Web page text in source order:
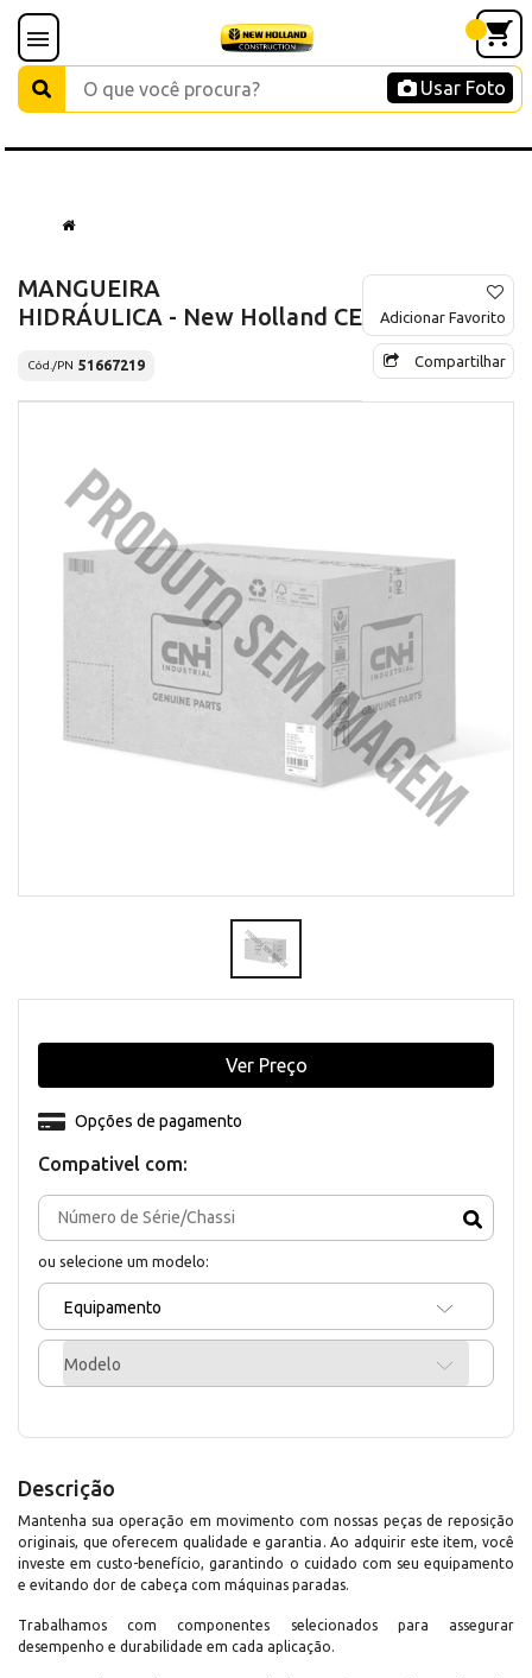
Usar Foto
MANGUEIRA
HIDRÁULICA - New Holland CE
Cód./PN 51667219
Adicionar Favorito
Compartilhar
Compativel com:
ou selecione um modelo:
Equipamento
Modelo
Opções de pagamento
Ver Preço
Descrição
Mantenha sua operação em movimento com nossas peças de reposição
originais, que oferecem qualidade e garantia. Ao adquirir este item, você
investe em custo-benefício, garantindo o cuidado com seu equipamento
e evitando dor de cabeça com máquinas paradas.
Trabalhamos com componentes selecionados para assegurar
desempenho e durabilidade em cada aplicação.